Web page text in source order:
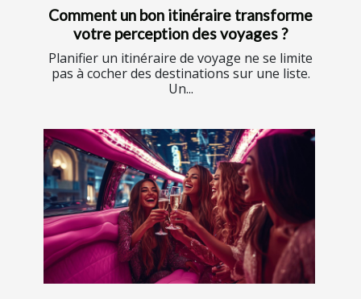
Comment un bon itinéraire transforme
votre perception des voyages ?
Planifier un itinéraire de voyage ne se limite
pas à cocher des destinations sur une liste.
Un...